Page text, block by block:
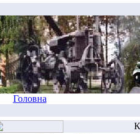
Головна